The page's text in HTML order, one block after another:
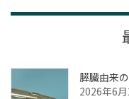
膵臓由来
2026年6